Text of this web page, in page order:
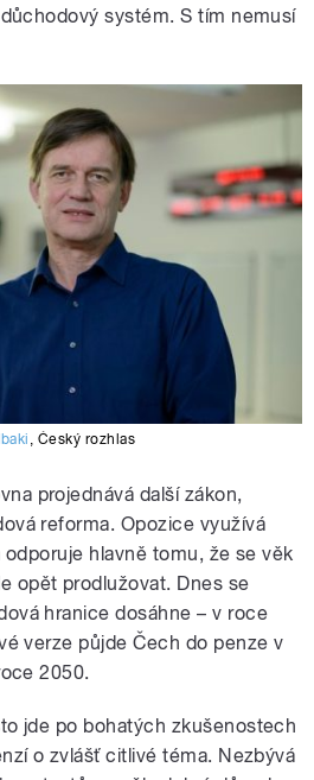
systém. S tím nemusí
Český rozhlas
projednává další zákon,
reforma. Opozice využívá
hlavně tomu, že se věk
opět prodlužovat. Dnes se
hranice dosáhne – v roce
verze půjde Čech do penze v
2050.
jde po bohatých zkušenostech
o zvlášť citlivé téma. Nezbývá